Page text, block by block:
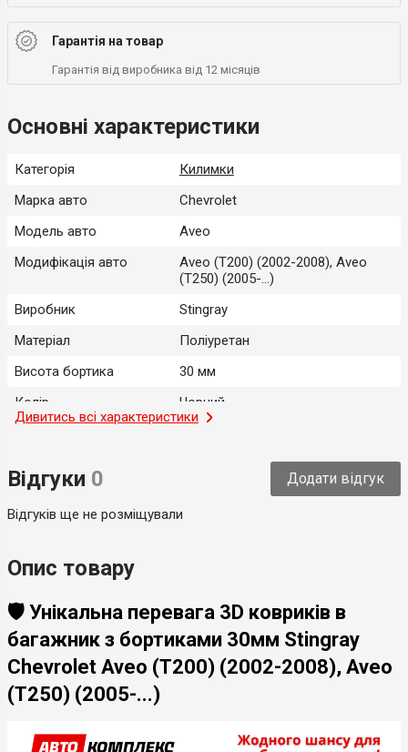
Гарантія на товар
Гарантія від виробника від 12 місяців
Основні характеристики
Категорія
Килимки
Марка авто
Chevrolet
Модель авто
Aveo
Модифікація авто
Aveo (T200) (2002-2008), Aveo
(T250) (2005-...)
Виробник
Stingray
Матеріал
Поліуретан
Висота бортика
30 мм
Колір
Чорний
Країна-виробник
Дивитись всі характеристики
Відгуки 0 Додати відгук
Відгуків ще не розміщували
Опис товару
🛡️ Унікальна перевага 3D ковриків в
багажник з бортиками 30мм Stingray
Chevrolet Aveo (T200) (2002-2008), Aveo
(T250) (2005-...)